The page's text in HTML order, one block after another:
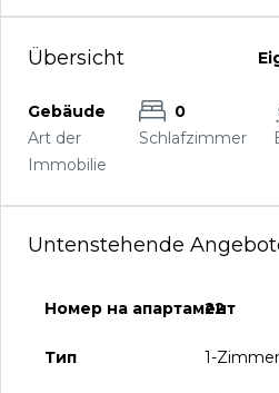
Übersicht
Gebäude
Art der
Immobilie
0
Schlafzimmer
Untenstehende
22
1-Zimmer